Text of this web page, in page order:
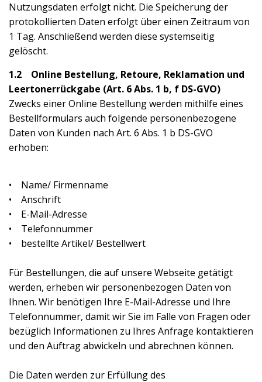
Nutzungsdaten erfolgt nicht. Die Speicherung der
protokollierten Daten erfolgt über einen Zeitraum von
1 Tag. Anschließend werden diese systemseitig
gelöscht.
1.2 Online Bestellung, Retoure, Reklamation und
Leertonerrückgabe (Art. 6 Abs. 1 b, f DS-GVO)
Zwecks einer Online Bestellung werden mithilfe eines
Bestellformulars auch folgende personenbezogene
Daten von Kunden nach Art. 6 Abs. 1 b DS-GVO
erhoben:
• Name/ Firmenname
• Anschrift
• E-Mail-Adresse
• Telefonnummer
• bestellte Artikel/ Bestellwert
Für Bestellungen, die auf unsere Webseite getätigt
werden, erheben wir personenbezogen Daten von
Ihnen. Wir benötigen Ihre E-Mail-Adresse und Ihre
Telefonnummer, damit wir Sie im Falle von Fragen oder
bezüglich Informationen zu Ihres Anfrage kontaktieren
und den Auftrag abwickeln und abrechnen können.
Die Daten werden zur Erfüllung des